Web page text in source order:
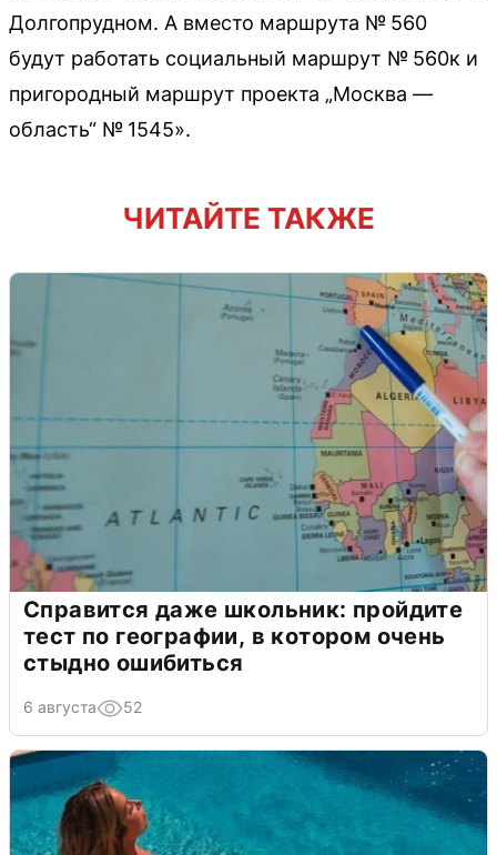
Долгопрудном. А вместо маршрута № 560
будут работать социальный маршрут № 560к и
пригородный маршрут проекта „Москва —
область“ № 1545».
ЧИТАЙТЕ ТАКЖЕ
Справится даже школьник: пройдите
тест по географии, в котором очень
стыдно ошибиться
6 августа 52